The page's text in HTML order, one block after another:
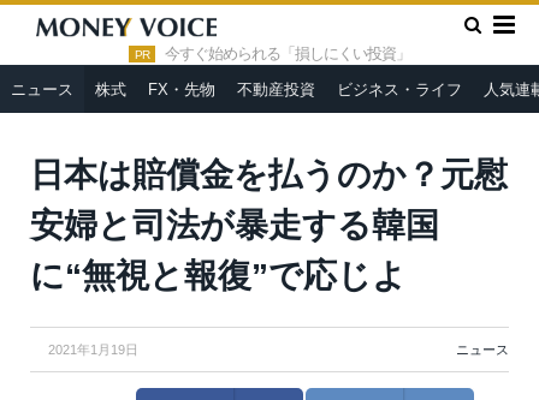
PR 今すぐ始められる「損しにくい投資」
ニュース 株式 FX・先物 不動産投資 ビジネス・ライフ 人気連
HOME » ニュース »
日本は賠償金を払うのか？元慰安婦と司法
が暴走する韓国に“無視と報復”で応じよ
日本は賠償金を払うのか？元慰
安婦と司法が暴走する韓国
に“無視と報復”で応じよ
2021年1月19日 ニュース